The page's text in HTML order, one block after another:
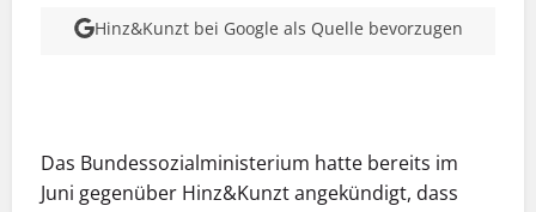
Hinz&Kunzt bei Google als Quelle bevorzugen
Das Bundessozialministerium hatte bereits im
Juni gegenüber Hinz&Kunzt angekündigt, dass